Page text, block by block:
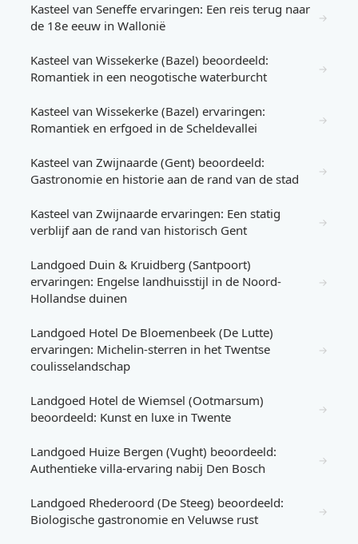
Kasteel van Seneffe ervaringen: Een reis terug naar
de 18e eeuw in Wallonië
→
Kasteel van Wissekerke (Bazel) beoordeeld:
Romantiek in een neogotische waterburcht
→
Kasteel van Wissekerke (Bazel) ervaringen:
Romantiek en erfgoed in de Scheldevallei
→
Kasteel van Zwijnaarde (Gent) beoordeeld:
Gastronomie en historie aan de rand van de stad
→
Kasteel van Zwijnaarde ervaringen: Een statig
verblijf aan de rand van historisch Gent
→
Landgoed Duin & Kruidberg (Santpoort)
ervaringen: Engelse landhuisstijl in de Noord-
Hollandse duinen
→
Landgoed Hotel De Bloemenbeek (De Lutte)
ervaringen: Michelin-sterren in het Twentse
coulisselandschap
→
Landgoed Hotel de Wiemsel (Ootmarsum)
beoordeeld: Kunst en luxe in Twente
→
Landgoed Huize Bergen (Vught) beoordeeld:
Authentieke villa-ervaring nabij Den Bosch
→
Landgoed Rhederoord (De Steeg) beoordeeld:
Biologische gastronomie en Veluwse rust
→